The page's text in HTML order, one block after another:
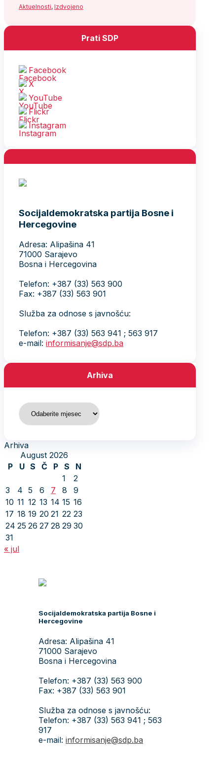
Aktuelnosti, Izdvojeno
Prati SDP
Facebook
X
YouTube
Flickr
Instagram
Socijaldemokratska partija Bosne i
Hercegovine
Adresa: Alipašina 41
71000 Sarajevo
Bosna i Hercegovina
Telefon: +387 (33) 563 900
Fax: +387 (33) 563 901
Služba za odnose s javnošću:
Telefon: +387 (33) 563 941 ; 563 917
e-mail: informisanje@sdp.ba
Arhiva
Arhiva
Arhiva
August 2026
P
U S Č P S
N
1
2
3
4 5 6 7 8
9
10 11 12 13 14 15 16
17 18 19 20 21 22 23
24 25 26 27 28 29 30
31
« jul
Socijaldemokratska partija Bosne i
Hercegovine
Adresa: Alipašina 41
71000 Sarajevo
Bosna i Hercegovina
Telefon: +387 (33) 563 900
Fax: +387 (33) 563 901
Služba za odnose s javnošću:
Telefon: +387 (33) 563 941 ; 563
917
e-mail: informisanje@sdp.ba